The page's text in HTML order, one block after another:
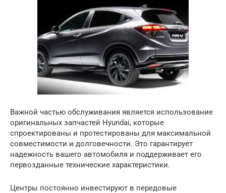
Важной частью обслуживания является использование
оригинальных запчастей Hyundai, которые
спроектированы и протестированы для максимальной
совместимости и долговечности. Это гарантирует
надежность вашего автомобиля и поддерживает его
первозданные технические характеристики.
Центры постоянно инвестируют в передовые